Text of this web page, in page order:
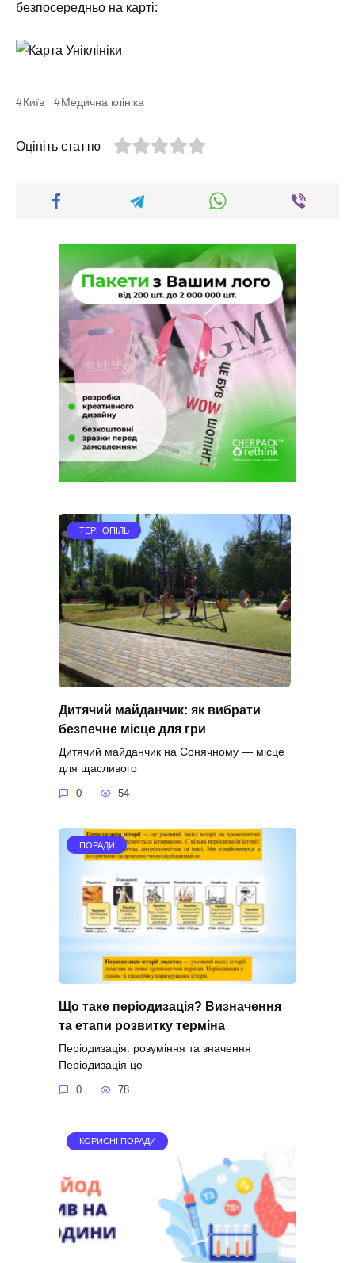
безпосередньо на карті:
Київ Медична клініка
Оцініть статтю
ТЕРНОПІЛЬ
Дитячий майданчик: як вибрати
безпечне місце для гри
Дитячий майданчик на Сонячному — місце
для щасливого
0 54
ПОРАДИ
Що таке періодизація? Визначення
та етапи розвитку терміна
Періодизація: розуміння та значення
Періодизація це
0 78
КОРИСНІ ПОРАДИ